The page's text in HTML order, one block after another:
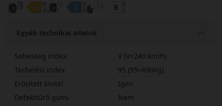
Egyéb technikai adatok
Sebesség index
V (V=240 km/h)
Terhelési index
95 (95=690kg)
Erősített kivitel
Igen
Defekttűrő gumi
Nem